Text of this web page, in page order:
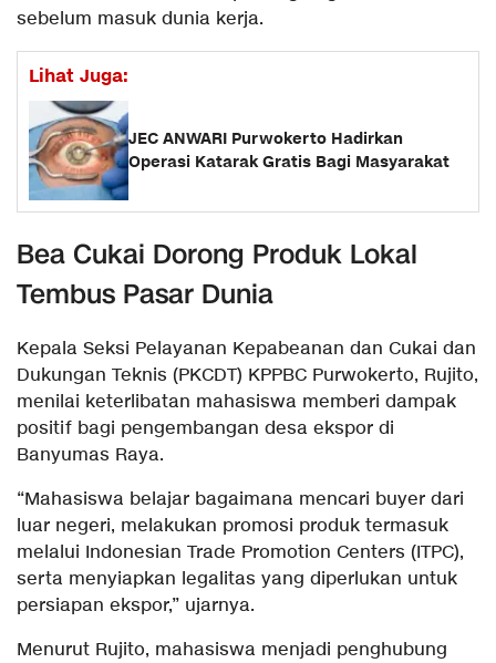
sebelum masuk dunia kerja.
Lihat Juga:
JEC ANWARI Purwokerto Hadirkan
Operasi Katarak Gratis Bagi Masyarakat
Bea Cukai Dorong Produk Lokal
Tembus Pasar Dunia
Kepala Seksi Pelayanan Kepabeanan dan Cukai dan
Dukungan Teknis (PKCDT) KPPBC Purwokerto, Rujito,
menilai keterlibatan mahasiswa memberi dampak
positif bagi pengembangan desa ekspor di
Banyumas Raya.
“Mahasiswa belajar bagaimana mencari buyer dari
luar negeri, melakukan promosi produk termasuk
melalui Indonesian Trade Promotion Centers (ITPC),
serta menyiapkan legalitas yang diperlukan untuk
persiapan ekspor,” ujarnya.
Menurut Rujito, mahasiswa menjadi penghubung